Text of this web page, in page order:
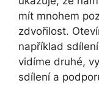
mít mnohem
zdvořilost.
například
vidíme druhé,
sdílení a